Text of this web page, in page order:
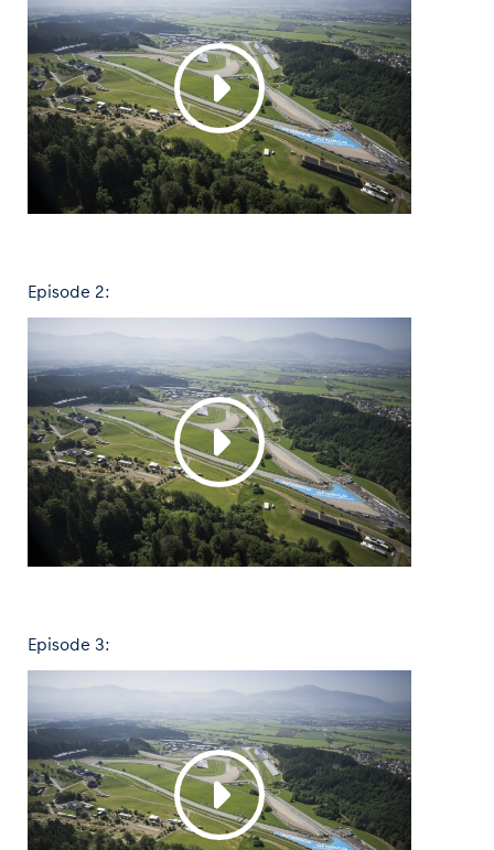
Episode 2:
Episode 3: